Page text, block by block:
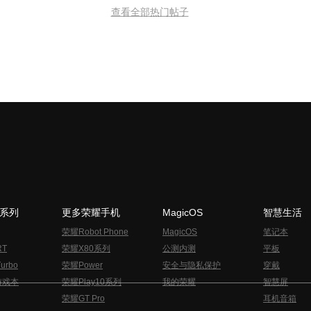
查看全部热门帖子
列
戏本
更多荣耀手机
荣耀Robot Phone
荣耀X80系列
荣耀Power
荣耀Play10系列
荣耀GT Pro
MagicOS
MagicOS
公测内测
安全与隐私保护
我的荣耀
智慧生活
笔记本
平板
穿戴
智慧屏
耳机音箱